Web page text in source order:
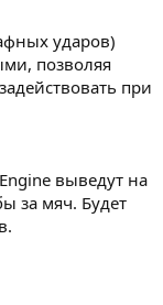
ударов)
позволяя
при
выведут на
за мяч. Будет